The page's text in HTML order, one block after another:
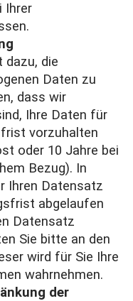
Ihrer
dazu, die
Daten zu
dass wir
Ihre Daten für
vorzuhalten
oder 10 Jahre bei
Bezug). In
Ihren Datensatz
abgelaufen
Datensatz
Sie bitte an den
wird für Sie Ihre
wahrnehmen.
der